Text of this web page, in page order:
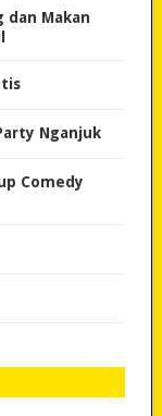
dan Makan
Nganjuk
Comedy